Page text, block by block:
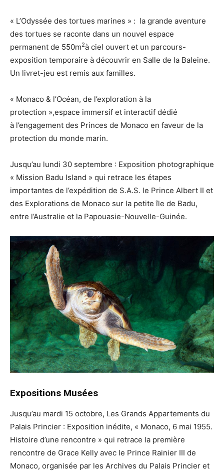
« L’Odyssée des tortues marines » : la grande aventure
des tortues se raconte dans un nouvel espace
permanent de 550m2à ciel ouvert et un parcours-
exposition temporaire à découvrir en Salle de la Baleine.
Un livret-jeu est remis aux familles.
« Monaco & l’Océan, de l’exploration à la
protection »,espace immersif et interactif dédié
à l’engagement des Princes de Monaco en faveur de la
protection du monde marin.
Jusqu’au lundi 30 septembre : Exposition photographique
« Mission Badu Island » qui retrace les étapes
importantes de l’expédition de S.A.S. le Prince Albert II et
des Explorations de Monaco sur la petite île de Badu,
entre l’Australie et la Papouasie-Nouvelle-Guinée.
Expositions Musées
Jusqu’au mardi 15 octobre, Les Grands Appartements du
Palais Princier : Exposition inédite, « Monaco, 6 mai 1955.
Histoire d’une rencontre » qui retrace la première
rencontre de Grace Kelly avec le Prince Rainier III de
Monaco, organisée par les Archives du Palais Princier et